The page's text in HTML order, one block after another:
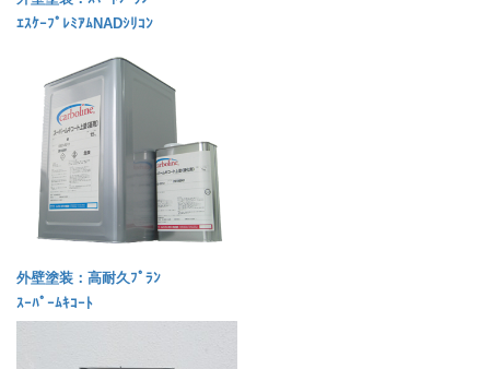
ｴｽｹｰﾌﾟﾚﾐｱﾑNADｼﾘｺﾝ
外壁塗装：高耐久ﾌﾟﾗﾝ
ｽｰﾊﾟｰﾑｷｺｰﾄ